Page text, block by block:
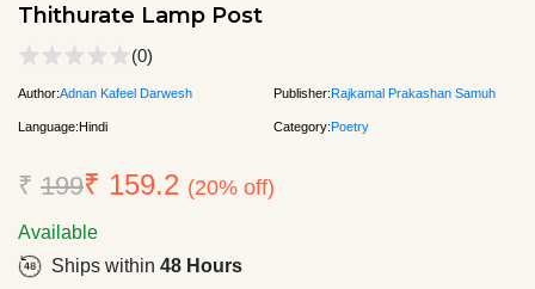
Thithurate Lamp Post
(0)
Author:Adnan Kafeel Darwesh Publisher:Rajkamal Prakashan Samuh
Language:Hindi Category:Poetry
₹ 199₹ 159.2 (20% off)
Available
Ships within 48 Hours